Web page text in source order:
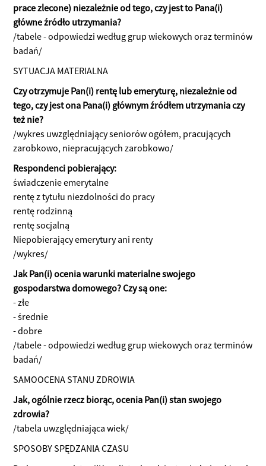
prace zlecone) niezależnie od tego, czy jest to Pana(i)
główne źródło utrzymania?
/tabele - odpowiedzi według grup wiekowych oraz terminów
badań/
SYTUACJA MATERIALNA
Czy otrzymuje Pan(i) rentę lub emeryturę, niezależnie od
tego, czy jest ona Pana(i) głównym źródłem utrzymania czy
też nie?
/wykres uwzględniający seniorów ogółem, pracujących
zarobkowo, niepracujących zarobkowo/
Respondenci pobierający:
świadczenie emerytalne
rentę z tytułu niezdolności do pracy
rentę rodzinną
rentę socjalną
Niepobierający emerytury ani renty
/wykres/
Jak Pan(i) ocenia warunki materialne swojego
gospodarstwa domowego? Czy są one:
- złe
- średnie
- dobre
/tabele - odpowiedzi według grup wiekowych oraz terminów
badań/
SAMOOCENA STANU ZDROWIA
Jak, ogólnie rzecz biorąc, ocenia Pan(i) stan swojego
zdrowia?
/tabela uwzględniająca wiek/
SPOSOBY SPĘDZANIA CZASU